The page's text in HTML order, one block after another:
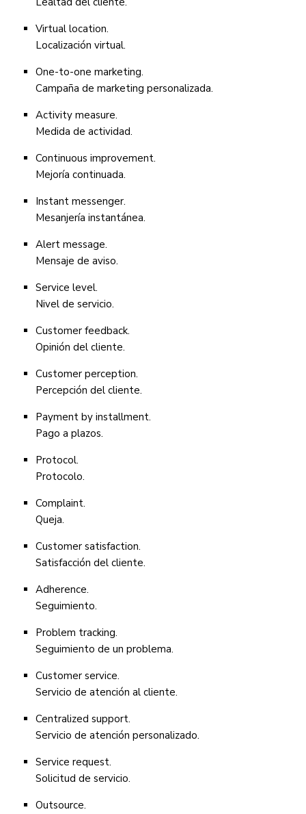
Virtual location.
Localización virtual.
One-to-one marketing.
Campaña de marketing personalizada.
Activity measure.
Medida de actividad.
Continuous improvement.
Mejoría continuada.
Instant messenger.
Mesanjería instantánea.
Alert message.
Mensaje de aviso.
Service level.
Nivel de servicio.
Customer feedback.
Opinión del cliente.
Customer perception.
Percepción del cliente.
Payment by installment.
Pago a plazos.
Protocol.
Protocolo.
Complaint.
Queja.
Customer satisfaction.
Satisfacción del cliente.
Adherence.
Seguimiento.
Problem tracking.
Seguimiento de un problema.
Customer service.
Servicio de atención al cliente.
Centralized support.
Servicio de atención personalizado.
Service request.
Solicitud de servicio.
Outsource.